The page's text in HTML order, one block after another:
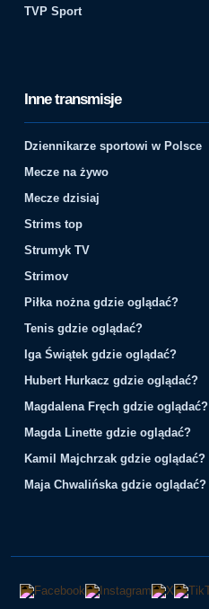
TVP Sport
Inne transmisje
Dziennikarze sportowi w Polsce
Mecze na żywo
Mecze dzisiaj
Strims top
Strumyk TV
Strimov
Piłka nożna gdzie oglądać?
Tenis gdzie oglądać?
Iga Świątek gdzie oglądać?
Hubert Hurkacz gdzie oglądać?
Magdalena Fręch gdzie oglądać?
Magda Linette gdzie oglądać?
Kamil Majchrzak gdzie oglądać?
Maja Chwalińska gdzie oglądać?